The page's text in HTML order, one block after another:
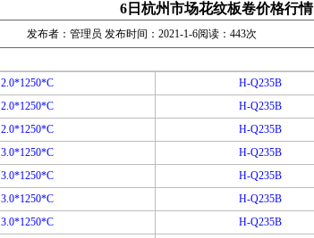
6日杭州市场花纹板卷价格行情
发布者：管理员 发布时间：2021-1-6阅读：443次
2.0*1250*C H-Q235B
2.0*1250*C H-Q235B
2.0*1250*C H-Q235B
3.0*1250*C H-Q235B
3.0*1250*C H-Q235B
3.0*1250*C H-Q235B
3.0*1250*C H-Q235B